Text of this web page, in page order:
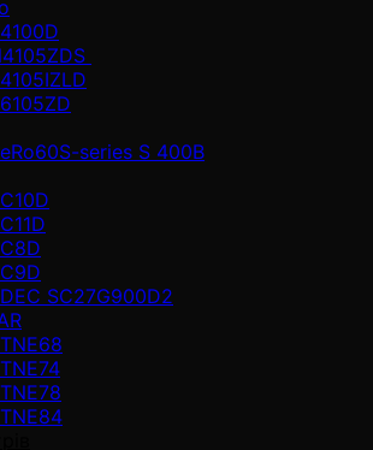
series S 400В
SC27G900D2